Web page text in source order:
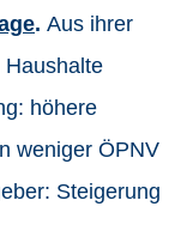
. Aus ihrer
Haushalte
höhere
weniger ÖPNV
Steigerung